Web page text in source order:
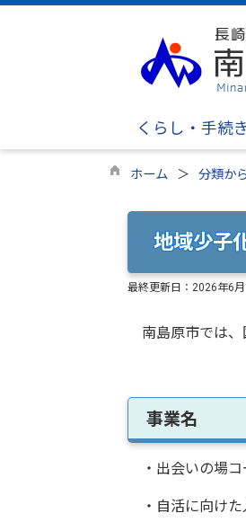
くらし・手続き
ホーム 分類か
地域少子
最終更新日： 2026年6
南島原市では、
事業名
・出会いの場コ
・自活に向けた